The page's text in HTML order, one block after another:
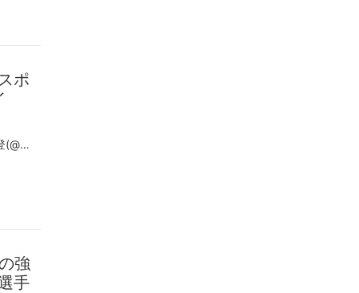
ポ
この投稿をInstagramで見る Hideto NAKANE 中根 英登(@hideto_nakane)がシェアした投稿
強
手